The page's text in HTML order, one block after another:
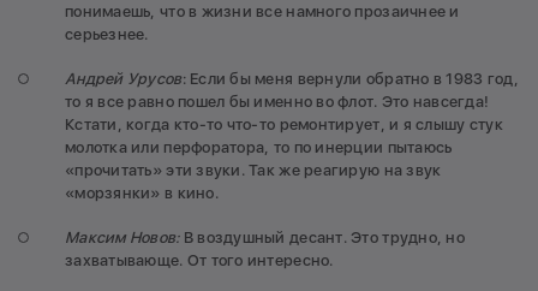
понимаешь, что в жизни все намного прозаичнее и
серьезнее.
Андрей Урусов: Если бы меня вернули обратно в 1983 год,
то я все равно пошел бы именно во флот. Это навсегда!
Кстати, когда кто-то что-то ремонтирует, и я слышу стук
молотка или перфоратора, то по инерции пытаюсь
«прочитать» эти звуки. Так же реагирую на звук
«морзянки» в кино.
Максим Новов: В воздушный десант. Это трудно, но
захватывающе. От того интересно.